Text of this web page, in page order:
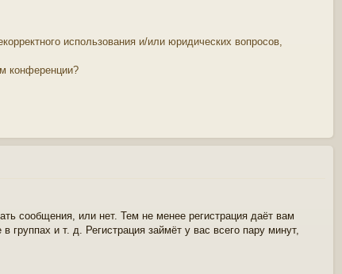
использования и/или юридических вопросов,
конференции?
сообщения, или нет. Тем не менее регистрация даёт вам
и т. д. Регистрация займёт у вас всего пару минут,